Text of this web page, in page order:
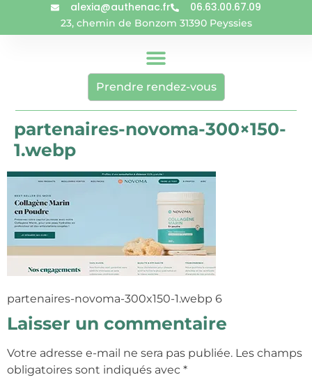
alexia@authenac.fr 06.63.00.67.09
23, chemin de Bonzom 31390 Peyssies
Prendre rendez-vous
partenaires-novoma-300×150-
1.webp
partenaires-novoma-300x150-1.webp 6
Laisser un commentaire
Votre adresse e-mail ne sera pas publiée. Les champs
obligatoires sont indiqués avec *